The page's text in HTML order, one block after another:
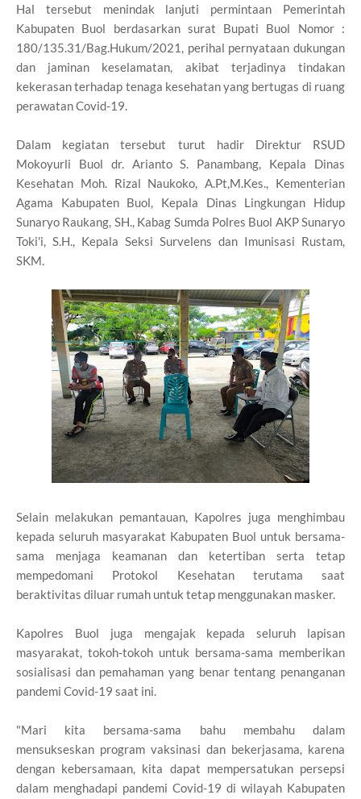
Hal tersebut menindak lanjuti permintaan Pemerintah
Kabupaten Buol berdasarkan surat Bupati Buol Nomor :
180/135.31/Bag.Hukum/2021, perihal pernyataan dukungan
dan jaminan keselamatan, akibat terjadinya tindakan
kekerasan terhadap tenaga kesehatan yang bertugas di ruang
perawatan Covid-19.
Dalam kegiatan tersebut turut hadir Direktur RSUD
Mokoyurli Buol dr. Arianto S. Panambang, Kepala Dinas
Kesehatan Moh. Rizal Naukoko, A.Pt,M.Kes., Kementerian
Agama Kabupaten Buol, Kepala Dinas Lingkungan Hidup
Sunaryo Raukang, SH., Kabag Sumda Polres Buol AKP Sunaryo
Toki'i, S.H., Kepala Seksi Survelens dan Imunisasi Rustam,
SKM.
Selain melakukan pemantauan, Kapolres juga menghimbau
kepada seluruh masyarakat Kabupaten Buol untuk bersama-
sama menjaga keamanan dan ketertiban serta tetap
mempedomani Protokol Kesehatan terutama saat
beraktivitas diluar rumah untuk tetap menggunakan masker.
Kapolres Buol juga mengajak kepada seluruh lapisan
masyarakat, tokoh-tokoh untuk bersama-sama memberikan
sosialisasi dan pemahaman yang benar tentang penanganan
pandemi Covid-19 saat ini.
"Mari kita bersama-sama bahu membahu dalam
mensukseskan program vaksinasi dan bekerjasama, karena
dengan kebersamaan, kita dapat mempersatukan persepsi
dalam menghadapi pandemi Covid-19 di wilayah Kabupaten